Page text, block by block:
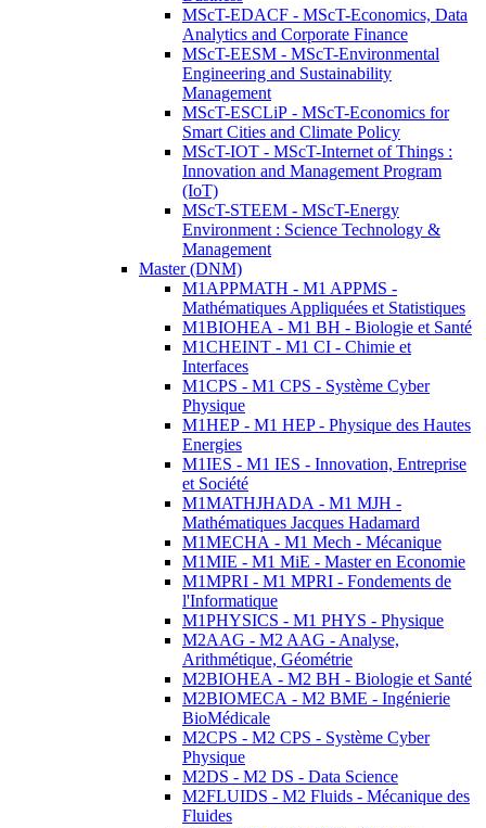
MScT-EDACF - MScT-Economics, Data
Analytics and Corporate Finance
MScT-EESM - MScT-Environmental
Engineering and Sustainability
Management
MScT-ESCLiP - MScT-Economics for
Smart Cities and Climate Policy
MScT-IOT - MScT-Internet of Things :
Innovation and Management Program
(IoT)
MScT-STEEM - MScT-Energy
Environment : Science Technology &
Management
Master (DNM)
M1APPMATH - M1 APPMS -
Mathématiques Appliquées et Statistiques
M1BIOHEA - M1 BH - Biologie et Santé
M1CHEINT - M1 CI - Chimie et
Interfaces
M1CPS - M1 CPS - Système Cyber
Physique
M1HEP - M1 HEP - Physique des Hautes
Energies
M1IES - M1 IES - Innovation, Entreprise
et Société
M1MATHJHADA - M1 MJH -
Mathématiques Jacques Hadamard
M1MECHA - M1 Mech - Mécanique
M1MIE - M1 MiE - Master en Economie
M1MPRI - M1 MPRI - Fondements de
l'Informatique
M1PHYSICS - M1 PHYS - Physique
M2AAG - M2 AAG - Analyse,
Arithmétique, Géométrie
M2BIOHEA - M2 BH - Biologie et Santé
M2BIOMECA - M2 BME - Ingénierie
BioMédicale
M2CPS - M2 CPS - Système Cyber
Physique
M2DS - M2 DS - Data Science
M2FLUIDS - M2 Fluids - Mécanique des
Fluides